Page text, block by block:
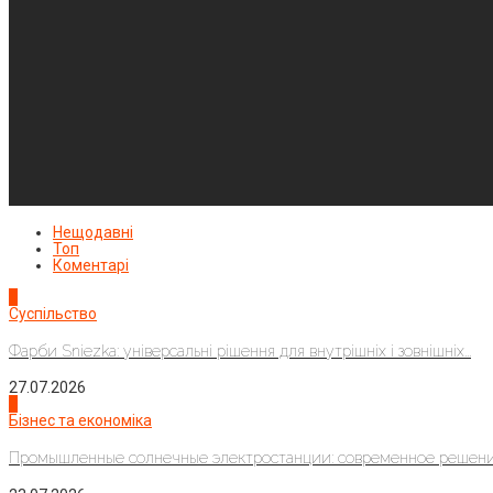
Нещодавні
Топ
Коментарі
Суспільство
Фарби Sniezka: універсальні рішення для внутрішніх і зовнішніх...
27.07.2026
Бізнес та економіка
Промышленные солнечные электростанции: современное